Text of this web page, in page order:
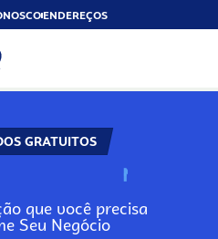
ENDEREÇOS
GRATUITOS
N
que você precisa
Seu Negócio